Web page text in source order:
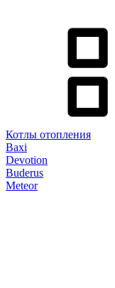
Котлы отопления
Baxi
Devotion
Buderus
Meteor